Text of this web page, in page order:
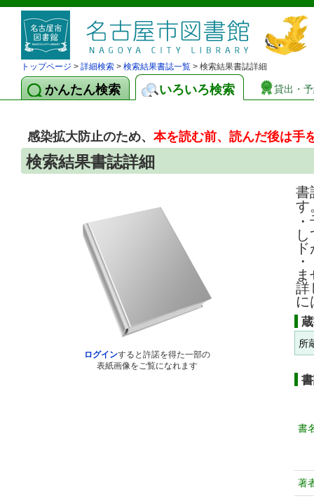
トップページ > 詳細検索 > 検索結果書誌一覧 > 検索結果書誌詳細
かんたん検索 いろいろ検索 貸出・
感染拡大防止のため、本を読む前、読んだ後は手
検索結果書誌詳細
ログインすると許諾を得た一部の
表紙画像をご覧になれます
書
す
詳
に
所
書
著